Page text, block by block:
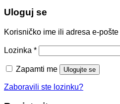
Uloguj se
Korisničko ime ili adresa e-pošte
Lozinka *
Zapamti me Ulogujte se
Zaboravili ste lozinku?